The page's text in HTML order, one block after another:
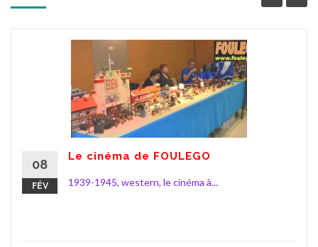
08
FÉV
Le cinéma de FOULEGO
1939-1945, western, le cinéma à...